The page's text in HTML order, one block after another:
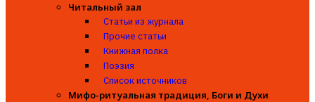
Читальный зал
Статьи из журнала
Прочие статьи
Книжная полка
Поэзия
Список источников
Мифо-ритуальная традиция, Боги и Духи